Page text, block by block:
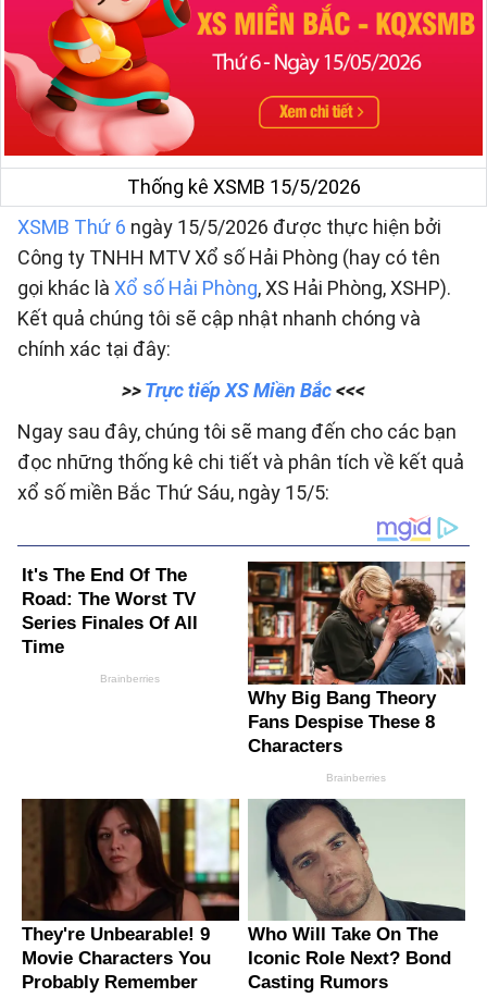
Thống kê XSMB 15/5/2026
XSMB Thứ 6 ngày 15/5/2026 được thực hiện bởi
Công ty TNHH MTV Xổ số Hải Phòng (hay có tên
gọi khác là Xổ số Hải Phòng, XS Hải Phòng, XSHP).
Kết quả chúng tôi sẽ cập nhật nhanh chóng và
chính xác tại đây:
>>Trực tiếp XS Miền Bắc<<<
Ngay sau đây, chúng tôi sẽ mang đến cho các bạn
đọc những thống kê chi tiết và phân tích về kết quả
xổ số miền Bắc Thứ Sáu, ngày 15/5: